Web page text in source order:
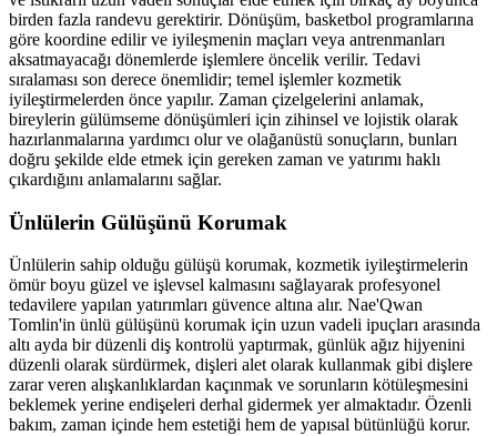
birden fazla randevu gerektirir. Dönüşüm, basketbol programlarına
göre koordine edilir ve iyileşmenin maçları veya antrenmanları
aksatmayacağı dönemlerde işlemlere öncelik verilir. Tedavi
sıralaması son derece önemlidir; temel işlemler kozmetik
iyileştirmelerden önce yapılır. Zaman çizelgelerini anlamak,
bireylerin gülümseme dönüşümleri için zihinsel ve lojistik olarak
hazırlanmalarına yardımcı olur ve olağanüstü sonuçların, bunları
doğru şekilde elde etmek için gereken zaman ve yatırımı haklı
çıkardığını anlamalarını sağlar.
Ünlülerin Gülüşünü Korumak
Ünlülerin sahip olduğu gülüşü korumak, kozmetik iyileştirmelerin
ömür boyu güzel ve işlevsel kalmasını sağlayarak profesyonel
tedavilere yapılan yatırımları güvence altına alır. Nae'Qwan
Tomlin'in ünlü gülüşünü korumak için uzun vadeli ipuçları arasında
altı ayda bir düzenli diş kontrolü yaptırmak, günlük ağız hijyenini
düzenli olarak sürdürmek, dişleri alet olarak kullanmak gibi dişlere
zarar veren alışkanlıklardan kaçınmak ve sorunların kötüleşmesini
beklemek yerine endişeleri derhal gidermek yer almaktadır. Özenli
bakım, zaman içinde hem estetiği hem de yapısal bütünlüğü korur.